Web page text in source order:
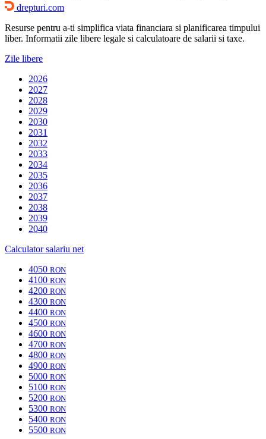
drepturi.com
Resurse pentru a-ti simplifica viata financiara si planificarea timpului
liber. Informatii zile libere legale si calculatoare de salarii si taxe.
Zile libere
2026
2027
2028
2029
2030
2031
2032
2033
2034
2035
2036
2037
2038
2039
2040
Calculator salariu net
4050 RON
4100 RON
4200 RON
4300 RON
4400 RON
4500 RON
4600 RON
4700 RON
4800 RON
4900 RON
5000 RON
5100 RON
5200 RON
5300 RON
5400 RON
5500 RON